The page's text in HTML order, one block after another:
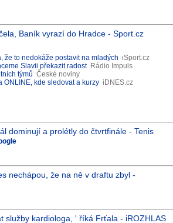
Baník vyrazí do Hradce - Sport.cz
že to nedokáže postavit na mladých iSport.cz
Slavii překazit radost Rádio Impuls
týmů České noviny
ONLINE, kde sledovat a kurzy iDNES.cz
dominují a prolétly do čtvrtfinále - Tenis
nechápou, že na ně v draftu zbyl -
služby kardiologa, ' říká Frťala - iROZHLAS